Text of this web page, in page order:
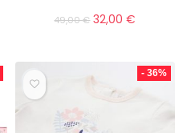
49,00€ 32,00€
- 36%